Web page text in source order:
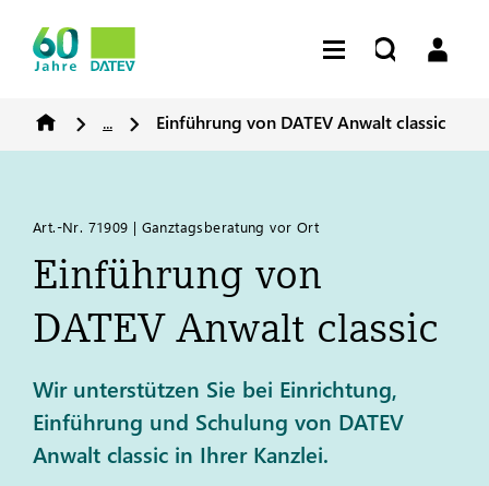
... Einführung von DATEVAnwalt classic
Art.-Nr. 71909 | Ganztagsberatung vor Ort
Einführung von
DATEVAnwalt classic
Wir unterstützen Sie bei Einrichtung,
Einführung und Schulung von DATEV
Anwalt classic in Ihrer Kanzlei.